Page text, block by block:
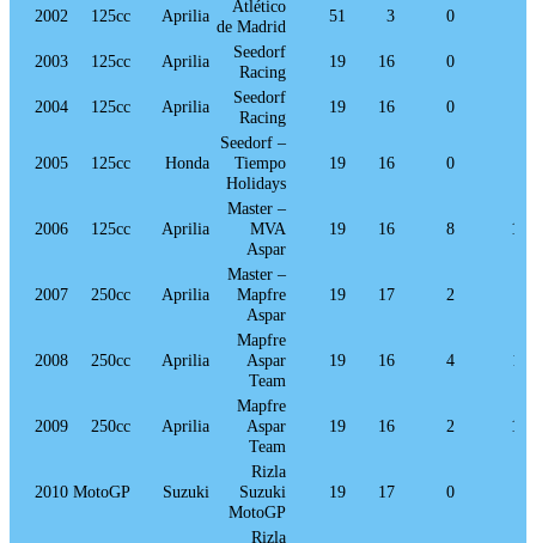
2002
125cc Aprilia
Atlético
de Madrid
51 3 0
2003 125cc Aprilia
Seedorf
Racing
19 16 0
2004 125cc Aprilia
Seedorf
Racing
19 16 0
2005 125cc Honda
Seedorf –
Tiempo
Holidays
19 16 0
2006 125cc Aprilia
Master –
MVA
Aspar
19 16 8 14
2007 250cc Aprilia
Master –
Mapfre
Aspar
19 17 2
2008 250cc Aprilia
Mapfre
Aspar
Team
19 16 4 11
2009 250cc Aprilia
Mapfre
Aspar
Team
19 16 2 10
2010 MotoGP Suzuki
Rizla
Suzuki
MotoGP
19 17 0
Rizla